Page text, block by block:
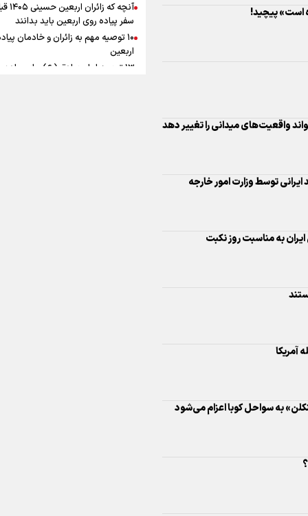
حقوق کارکنان دولت و
در بودجه ۱۴۰۵ چقدر است؟
آنچه که
سفر پیاده روی اربعین باید بدانند
۱۰ توصیه مهم به زائران و خادمان
اربعین
۱۳ توصیه امام صادق (ع) برای